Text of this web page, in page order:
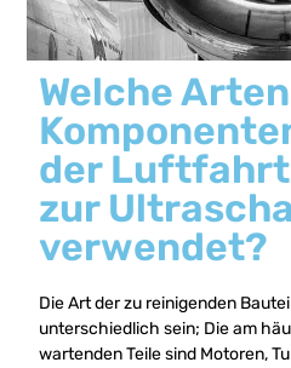
Welche
der
zur
verwendet?
Die Art der zu reinigenden
unterschiedlich sein; Die am
wartenden Teile sind Motoren,